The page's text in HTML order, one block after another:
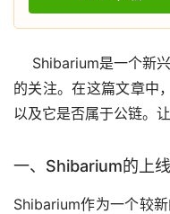
Shibarium是一个新
的关注。在这篇文章中
以及它是否属于公链。
一、Shibarium的上
Shibarium作为一个较